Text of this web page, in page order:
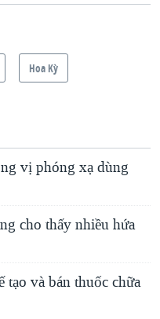
Hoa Kỳ
vị phóng xạ dùng
cho thấy nhiều hứa
và bán thuốc chữa